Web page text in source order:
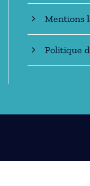
Mentions
Politique